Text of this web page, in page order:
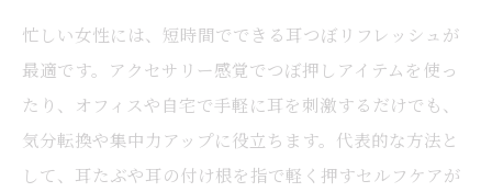
耳つぼ温活が心の安定に導く理由
耳つぼ温活で叶う日常の小さな変化とは
耳つぼ温活で感じる毎日の小さな嬉しい変
化
忙しい女性には、短時間でできる耳つぼリフレッシュが
最適です。アクセサリー感覚でつぼ押しアイテムを使っ
たり、オフィスや自宅で手軽に耳を刺激するだけでも、
気分転換や集中力アップに役立ちます。代表的な方法と
して、耳たぶや耳の付け根を指で軽く押すセルフケアが